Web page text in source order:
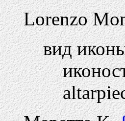
Lorenzo
вид